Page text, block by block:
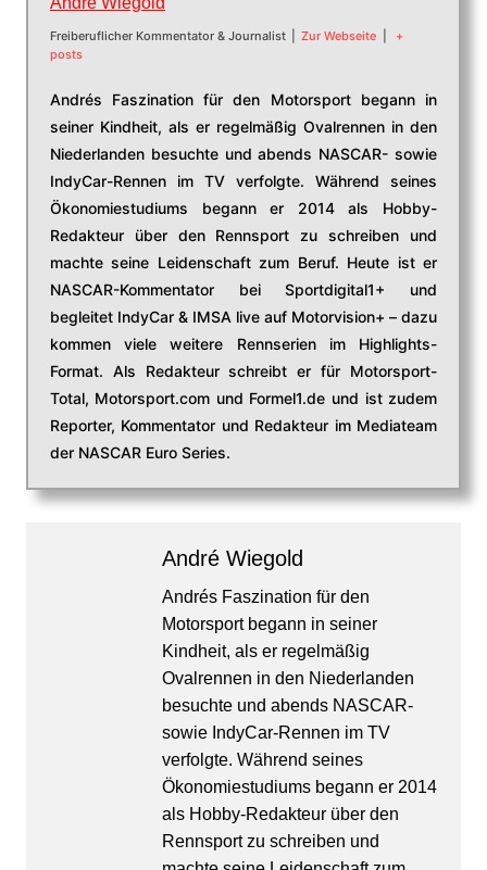
Freiberuflicher Kommentator & Journalist Zur Webseite
+
posts
Andrés Faszination für den Motorsport begann in
seiner Kindheit, als er regelmäßig Ovalrennen in den
Niederlanden besuchte und abends NASCAR- sowie
IndyCar-Rennen im TV verfolgte. Während seines
Ökonomiestudiums begann er 2014 als Hobby-
Redakteur über den Rennsport zu schreiben und
machte seine Leidenschaft zum Beruf. Heute ist er
NASCAR-Kommentator bei Sportdigital1+ und
begleitet IndyCar & IMSA live auf Motorvision+ – dazu
kommen viele weitere Rennserien im Highlights-
Format. Als Redakteur schreibt er für Motorsport-
Total, Motorsport.com und Formel1.de und ist zudem
Reporter, Kommentator und Redakteur im Mediateam
der NASCAR Euro Series.
André Wiegold
Andrés Faszination für den
Motorsport begann in seiner
Kindheit, als er regelmäßig
Ovalrennen in den Niederlanden
besuchte und abends NASCAR-
sowie IndyCar-Rennen im TV
verfolgte. Während seines
Ökonomiestudiums begann er 2014
als Hobby-Redakteur über den
Rennsport zu schreiben und